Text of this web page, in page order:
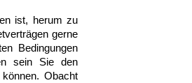
ist, herum zu
gerne
Bedingungen
sein Sie den
Obacht